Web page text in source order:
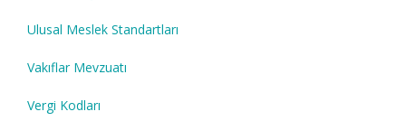
Ulusal Meslek Standartları
Vakıflar Mevzuatı
Vergi Kodları